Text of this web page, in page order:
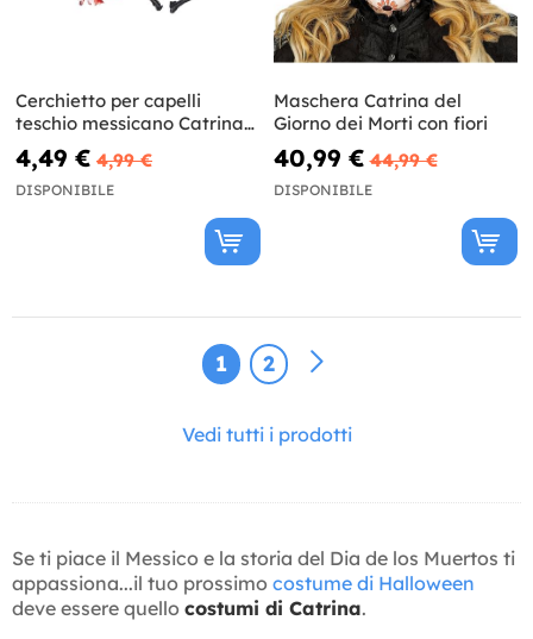
Cerchietto per capelli
teschio messicano Catrina
con fiori da donna
4,49 € 4,99 €
DISPONIBILE
Maschera Catrina del
Giorno dei Morti con fiori
40,99 € 44,99 €
DISPONIBILE
1 2
Vedi tutti i prodotti
Se ti piace il Messico e la storia del Dia de los Muertos ti
appassiona...il tuo prossimo costume di Halloween
deve essere quello costumi di Catrina.